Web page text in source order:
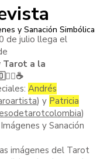
y Sanación Simbólica
de julio llega el
Tarot a la
Andrés
) y Patricia
)
y Sanación
imágenes del Tarot